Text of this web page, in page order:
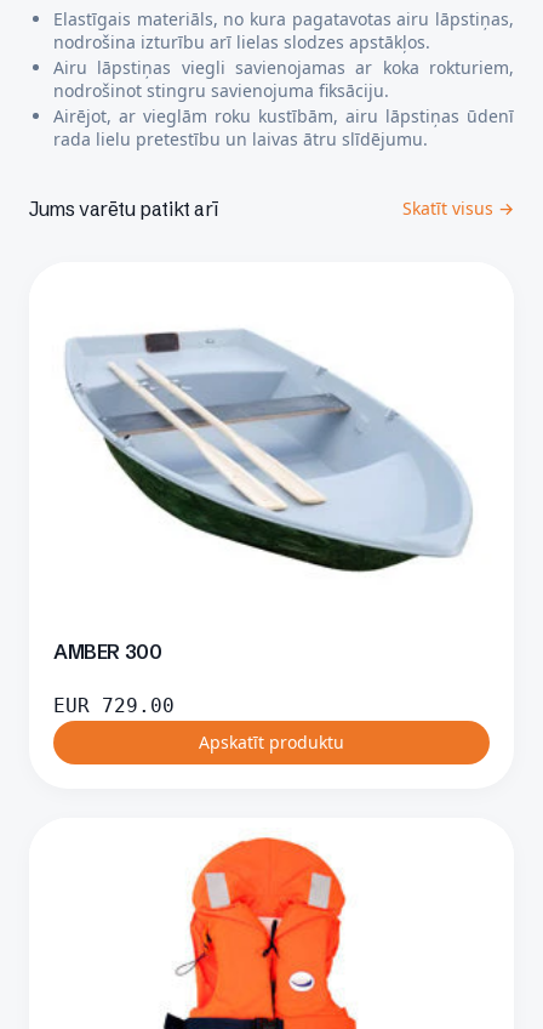
Elastīgais materiāls, no kura pagatavotas airu lāpstiņas,
nodrošina izturību arī lielas slodzes apstākļos.
Airu lāpstiņas viegli savienojamas ar koka rokturiem,
nodrošinot stingru savienojuma fiksāciju.
Airējot, ar vieglām roku kustībām, airu lāpstiņas ūdenī
rada lielu pretestību un laivas ātru slīdējumu.
Jums varētu patikt arī Skatīt visus →
AMBER 300
EUR 729.00
Apskatīt produktu